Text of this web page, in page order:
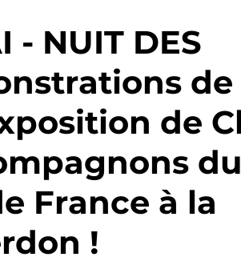
Hébergement
Visite
- Musique - Concert
- NUIT DES
de
de
du
France à la
!